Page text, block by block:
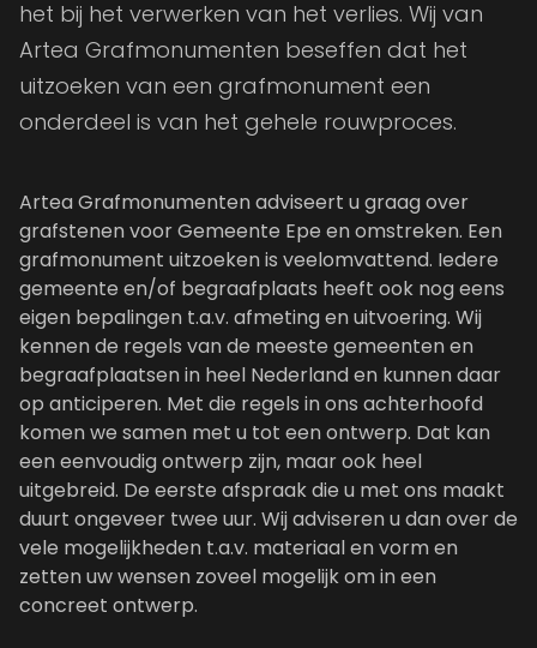
het bij het verwerken van het verlies. Wij van
Artea Grafmonumenten beseffen dat het
uitzoeken van een grafmonument een
onderdeel is van het gehele rouwproces.
Artea Grafmonumenten adviseert u graag over
grafstenen voor Gemeente Epe en omstreken. Een
grafmonument uitzoeken is veelomvattend. Iedere
gemeente en/of begraafplaats heeft ook nog eens
eigen bepalingen t.a.v. afmeting en uitvoering. Wij
kennen de regels van de meeste gemeenten en
begraafplaatsen in heel Nederland en kunnen daar
op anticiperen. Met die regels in ons achterhoofd
komen we samen met u tot een ontwerp. Dat kan
een eenvoudig ontwerp zijn, maar ook heel
uitgebreid. De eerste afspraak die u met ons maakt
duurt ongeveer twee uur. Wij adviseren u dan over de
vele mogelijkheden t.a.v. materiaal en vorm en
zetten uw wensen zoveel mogelijk om in een
concreet ontwerp.